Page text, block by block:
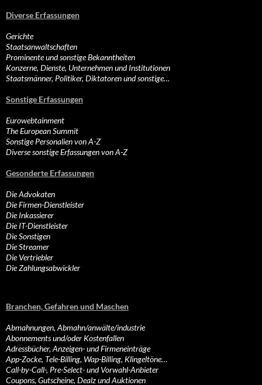
Diverse Erfassungen
Gerichte
Staatsanwaltschaften
Prominente und sonstige Bekanntheiten
Konzerne, Dienste, Unternehmen und Institutionen
Staatsmänner, Politiker, Diktatoren und sonstige…
Sonstige Erfassungen
Eurowebtainment
The European Summit
Sonstige Personalien von A-Z
Diverse sonstige Erfassungen von A-Z
Gesonderte Erfassungen
Die Advokaten
Die Firmen-Dienstleister
Die Inkassierer
Die IT-Dienstleister
Die Sonstigen
Die Streamer
Die Vertriebler
Die Zahlungsabwickler
Branchen, Gefahren und Maschen
Abmahnungen, Abmahn/anwälte/industrie
Abonnements und/oder Kostenfallen
Adressbücher, Anzeigen- und Firmeneinträge
App-Zocke, Tele-Billing, Wap-Billing, Klingeltöne…
Call-by-Call-, Pre-Select- und Vorwahl-Anbieter
Coupons, Gutscheine, Dealz und Auktionen